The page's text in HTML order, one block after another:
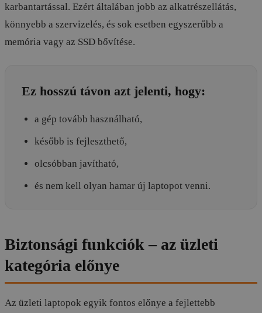
karbantartással. Ezért általában jobb az alkatrészellátás,
könnyebb a szervizelés, és sok esetben egyszerűbb a
memória vagy az SSD bővítése.
Ez hosszú távon azt jelenti, hogy:
a gép tovább használható,
később is fejleszthető,
olcsóbban javítható,
és nem kell olyan hamar új laptopot venni.
Biztonsági funkciók – az üzleti
kategória előnye
Az üzleti laptopok egyik fontos előnye a fejlettebb